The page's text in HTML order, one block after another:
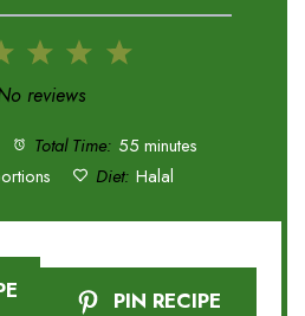
5
4
3
Stars
2
Stars
reviews
Total Time: 55 minutes
Diet: Halal
PIN RECIPE